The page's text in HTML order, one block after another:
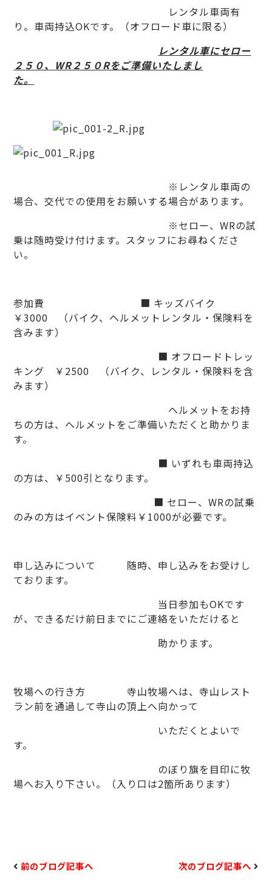
レンタル車両有
り。車両持込OKです。（オフロード車に限る）
レンタル車にセロー
２５０、WR２５０Rをご準備いたしまし
た。
※レンタル車両の
場合、交代での使用をお願いする場合があります。
※セロー、WRの試
乗は随時受け付けます。スタッフにお尋ねくださ
い。
参加費 ■ キッズバイク
￥3000 （バイク、ヘルメットレンタル・保険料を
含みます）
■ オフロードトレッ
キング ￥2500 （バイク、レンタル・保険料を含
みます）
ヘルメットをお持
ちの方は、ヘルメットをご準備いただくと助かりま
す。
■ いずれも車両持込
の方は、￥500引となります。
■ セロー、WRの試乗
のみの方はイベント保険料￥1000が必要です。
申し込みについて 随時、申し込みをお受けし
ております。
当日参加もOKです
が、できるだけ前日までにご連絡をいただけると
助かります。
牧場への行き方 寺山牧場へは、寺山レスト
ラン前を通過して寺山の頂上へ向かって
いただくとよいで
す。
のぼり旗を目印に牧
場へお入り下さい。（入り口は2箇所あります）
前のブログ記事へ 次のブログ記事へ